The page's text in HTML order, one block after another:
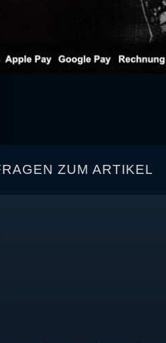
ZUM ARTIKEL